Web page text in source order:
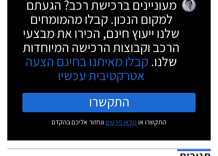
מעוניינים ברכישת רכב? הגעתם
למקום הנכון. קבלו מהמומחים
שלנו ייעוץ חינם, הכירו את מבצעי
הרכב וקבוצות הרכישה המיוחדות
שלנו. קבלו מאיתנו בחינם הצעה
אטרקטיבית עכשיו
התקשרו
התקשרו או מלאו פרטים ונחזור אליכם בהקדם